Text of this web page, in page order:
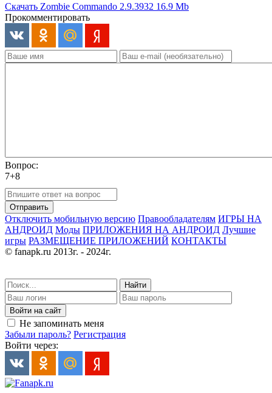
Скачать Zombie Commando 2.9.3932 16.9 Mb
Прокомментировать
Вопрос:
7+8
Отправить
Отключить мобильную версию Правообладателям ИГРЫ НА
АНДРОИД Моды ПРИЛОЖЕНИЯ НА АНДРОИД Лучшие
игры РАЗМЕЩЕНИЕ ПРИЛОЖЕНИЙ КОНТАКТЫ
© fanapk.ru 2013г. - 2024г.
Найти
Войти на сайт
Не запоминать меня
Забыли пароль? Регистрация
Войти через: